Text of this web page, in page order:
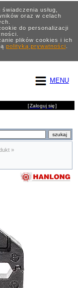
usług,
oraz w celach
do personalizacji
plików cookies i ich
polityką prywatności.
MENU
[Zaloguj się]
»